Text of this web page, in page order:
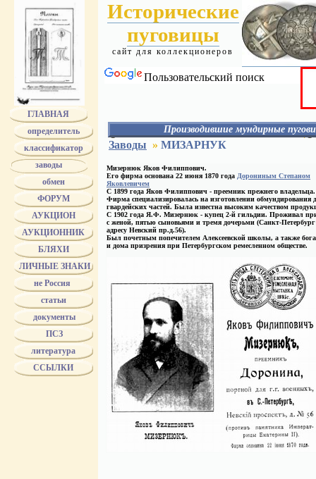
ГЛАВНАЯ
определитель
классификатор
заводы
обмен
ФОРУМ
АУКЦИОН
АУКЦИОННИК
БЛЯХИ
ЛИЧНЫЕ ЗНАКИ
не Россия
статьи
документы
ПСЗ
литература
ССЫЛКИ
Исторические
пуговицы
сайт для коллекционеров
Пользовательский поиск
Производившие мундирные
АЛЕКС
АЛАФУЗОВ
АЭАО
БЕРГ
БЕРГМАН
БЕРМАН
БОГАТОВ - БОГАТОВА
БОГДАНОВ
БОЛДИН
БОЛХОВИТИН
БУНИ
ТРАНШЕЛЬ и БУХ
БУХ
БУХ - поставщик двора ЕИВ
"БР.БУХ"
Biertumpfel
ВОЛКОВ
ВОЛЧЕНИНОВ
ГВАРД. ЭКОНОМ. ОБЩ.
ГЕЗЕХУС
ГРИБЕШОК
ДМИТРИЕВ
ДОРОНИН
Заводы » МИЗАРНУК
Мизернюк Яков Филиппович.
Его фирма основана 22 июня 1870 года Дорониным Степаном
Яковлевичем
С 1899 года Яков Филиппович - преемник прежнего владельца.
Фирма специализировалась на изготовлении обмундирования
гвардейских частей. Была известна высоким качеством
С 1902 года Я.Ф. Мизернюк - купец 2-й гильдии. Проживал
с женой, пятью сыновьями и тремя дочерьми (Санкт-
адресу Невский пр.д.56).
Был почетным попечителем Алексеевской школы, а также
и дома призрения при Петербургском ремесленном обществе.